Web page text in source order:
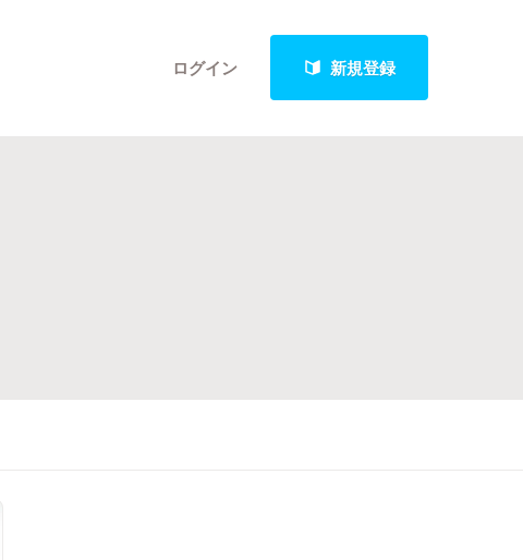
ログイン 新規登録